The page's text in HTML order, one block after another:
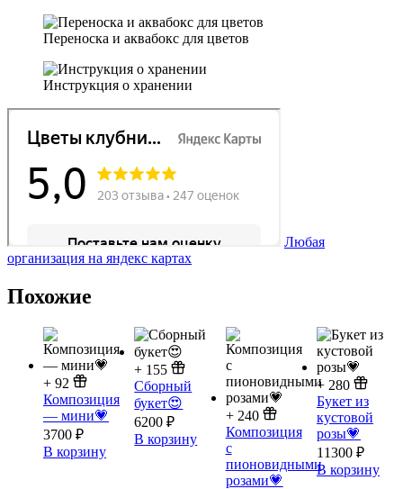
Переноска и аквабокс для цветов
Инструкция о хранении
Любая
организация на яндекс картах
Похожие
+ 92
Композиция
— мини💗
3700 ₽
В корзину
+ 155
Сборный
букет😍
6200₽
В корзину
+ 240
Композиция
с
пионовидными
розами💗
+ 280
Букет из
кустовой
розы💗
11300 ₽
В корзину